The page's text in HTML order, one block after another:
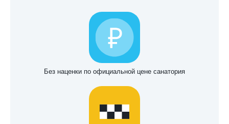
Без наценки по официальной цене санатория